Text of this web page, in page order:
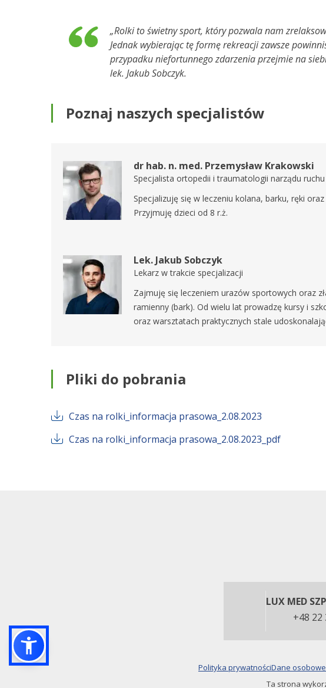
„Rolki to świetny sport, który pozwala nam
Jednak wybierając tę formę rekreacji zawsze
przypadku niefortunnego zdarzenia przejmie na
lek. Jakub Sobczyk.
Poznaj naszych specjalistów
dr hab. n. med. Przemysław Krakowski
Specjalista ortopedii i traumatologii narządu ruchu
Specjalizuję się w leczeniu kolana, barku, ręki
Przyjmuję dzieci od 8 r.ż.
Lek. Jakub Sobczyk
Lekarz w trakcie specjalizacji
Zajmuję się leczeniem urazów sportowych oraz
ramienny (bark). Od wielu lat prowadzę kursy i
oraz warsztatach praktycznych stale
Pliki do pobrania
Czas na rolki_informacja prasowa_2.08.2023
Czas na rolki_informacja prasowa_2.08.2023_pdf
LUX MED
+48 22
Polityka prywatnościDane osobowe
Ta strona